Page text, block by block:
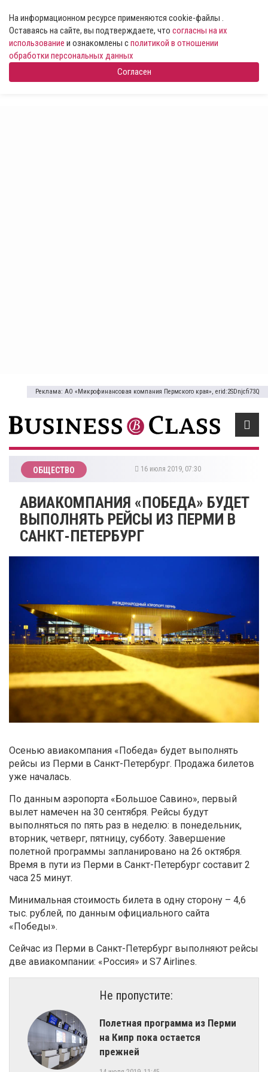
На информационном ресурсе применяются cookie-файлы .
Оставаясь на сайте, вы подтверждаете, что согласны на их
использование и ознакомлены сполитикой в отношении
обработки персональных данных
Согласен
Реклама: АО «Микрофинансовая компания Пермского края», erid:2SDnjcfi73Q
ОБЩЕСТВО 16 июля 2019, 07:30
АВИАКОМПАНИЯ «ПОБЕДА» БУДЕТ
ВЫПОЛНЯТЬ РЕЙСЫ ИЗ ПЕРМИ В
САНКТ-ПЕТЕРБУРГ
Осенью авиакомпания «Победа» будет выполнять
рейсы из Перми в Санкт-Петербург. Продажа билетов
уже началась.
По данным аэропорта «Большое Савино», первый
вылет намечен на 30 сентября. Рейсы будут
выполняться по пять раз в неделю: в понедельник,
вторник, четверг, пятницу, субботу. Завершение
полетной программы запланировано на 26 октября.
Время в пути из Перми в Санкт-Петербург составит 2
часа 25 минут.
Минимальная стоимость билета в одну сторону – 4,6
тыс. рублей, по данным официального сайта
«Победы».
Сейчас из Перми в Санкт-Петербург выполняют рейсы
две авиакомпании: «Россия» и S7 Airlines.
Не пропустите:
Полетная программа из Перми
на Кипр пока остается
прежней